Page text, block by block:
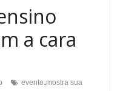
a cara
evento.mostra sua